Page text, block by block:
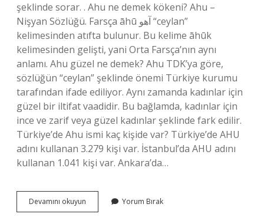
şeklinde sorar. . Ahu ne demek kökeni? Ahu –
Nişyan Sözlüğü. Farsça āhū آهو “ceylan”
kelimesinden atıfta bulunur. Bu kelime āhūk
kelimesinden gelişti, yani Orta Farsça’nın aynı
anlamı. Ahu güzel ne demek? Ahu TDK’ya göre,
sözlüğün “ceylan” şeklinde önemi Türkiye kurumu
tarafından ifade ediliyor. Aynı zamanda kadınlar için
güzel bir iltifat vaadidir. Bu bağlamda, kadınlar için
ince ve zarif veya güzel kadınlar şeklinde fark edilir.
Türkiye’de Ahu ismi kaç kişide var? Türkiye’de AHU
adını kullanan 3.279 kişi var. İstanbul’da AHU adını
kullanan 1.041 kişi var. Ankara’da…
Devamını okuyun
Dini
Yorum Bırak